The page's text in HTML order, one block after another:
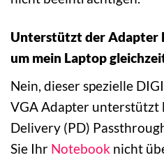
Unterstützt der Adapter
um mein Laptop
Nein, dieser spezielle
VGA Adapter unterstützt
Delivery (PD)
Sie Ihr Notebook nicht